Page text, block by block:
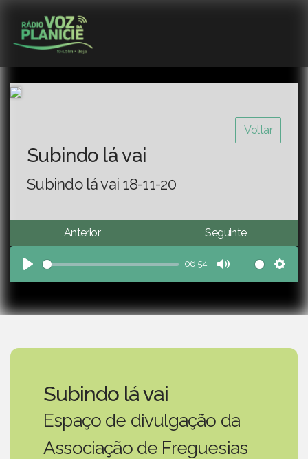
Voltar
Subindo lá vai
Subindo lá vai 18-11-20
Anterior Seguinte
Play
06:54
Mute
Subindo lá vai
Espaço de divulgação da
Associação de Freguesias